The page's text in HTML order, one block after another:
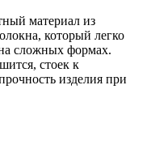
материал из
который легко
сложных формах.
стоек к
изделия при